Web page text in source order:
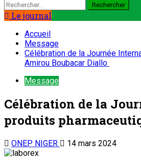
Le journal
Accueil
Message
Célébration de la Journée
Amirou Boubacar Diallo
Message
Célébration de la
produits
ONEP NIGER 14 mars 2024